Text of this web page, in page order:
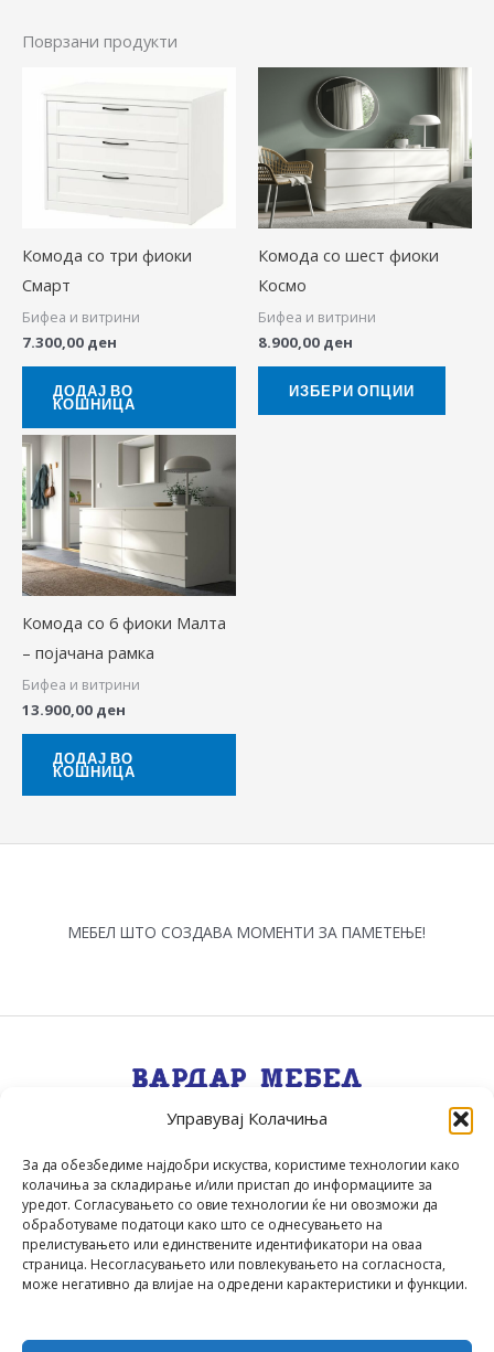
Управувај Колачиња
За да обезбедиме најдобри искуства, користиме технологии како
колачиња за складирање и/или пристап до информациите за
уредот. Согласувањето со овие технологии ќе ни овозможи да
обработуваме податоци како што се однесувањето на
прелистувањето или единствените идентификатори на оваа
страница. Несогласувањето или повлекувањето на согласноста,
може негативно да влијае на одредени карактеристики и функции.
Поврзани продукти
Комода со три фиоки
Смарт
Бифеа и витрини
7.300,00 ден
ДОДАЈ ВО
КОШНИЦА
Комода со шест фиоки
Космо
Бифеа и витрини
8.900,00 ден
ИЗБЕРИ ОПЦИИ
This
has
The
Комода со 6 фиоки Малта
– појачана рамка
Бифеа и витрини
13.900,00 ден
ДОДАЈ ВО
КОШНИЦА
МЕБЕЛ ШТО СОЗДАВА МОМЕНТИ ЗА ПАМЕТЕЊЕ!
Квалитет, Стил, Селекција, Сервис.